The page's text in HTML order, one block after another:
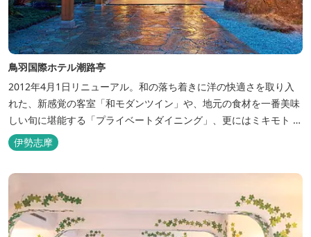
鳥羽国際ホテル潮路亭
2012年4月1日リニューアル。和の落ち着きに洋の快適さを取り入
れた、新感覚の客室「和モダンツイン」や、地元の食材を一番美味
しい旬に堪能する「プライベートダイニング」、更にはミキモト コ
スメティックスとの提携により実現した、日本初の「パールオーロ
ラ風呂」が誕生。
伊勢志摩